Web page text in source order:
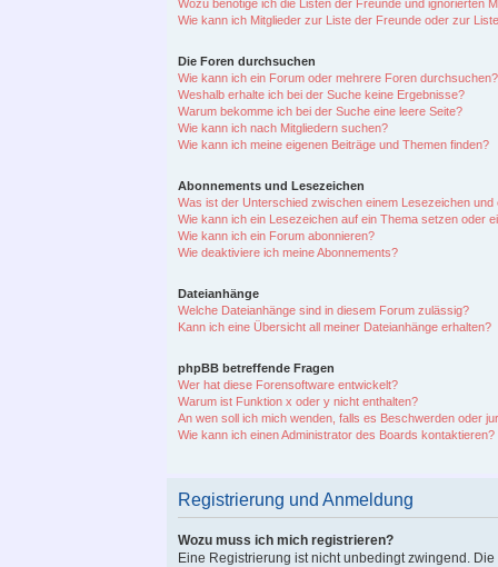
Wozu benötige ich die Listen der Freunde und ignorierten
Wie kann ich Mitglieder zur Liste der Freunde oder zur
Die Foren durchsuchen
Wie kann ich ein Forum oder mehrere Foren durchsuchen?
Weshalb erhalte ich bei der Suche keine Ergebnisse?
Warum bekomme ich bei der Suche eine leere Seite?
Wie kann ich nach Mitgliedern suchen?
Wie kann ich meine eigenen Beiträge und Themen finden?
Abonnements und Lesezeichen
Was ist der Unterschied zwischen einem Lesezeichen
Wie kann ich ein Lesezeichen auf ein Thema setzen oder
Wie kann ich ein Forum abonnieren?
Wie deaktiviere ich meine Abonnements?
Dateianhänge
Welche Dateianhänge sind in diesem Forum zulässig?
Kann ich eine Übersicht all meiner Dateianhänge erhalten?
phpBB betreffende Fragen
Wer hat diese Forensoftware entwickelt?
Warum ist Funktion x oder y nicht enthalten?
An wen soll ich mich wenden, falls es Beschwerden oder
Wie kann ich einen Administrator des Boards kontaktieren?
Registrierung und Anmeldung
Wozu muss ich mich registrieren?
Eine Registrierung ist nicht unbedingt zwingend.